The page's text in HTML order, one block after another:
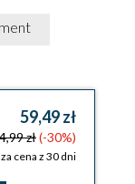
59,49 zł
zł(-30%)
cena z 30 dni